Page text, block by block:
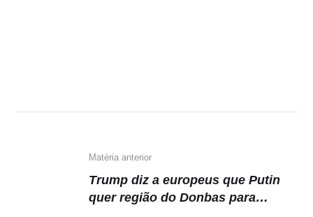
Matéria anterior
Trump diz a europeus que Putin
quer região do Donbas para